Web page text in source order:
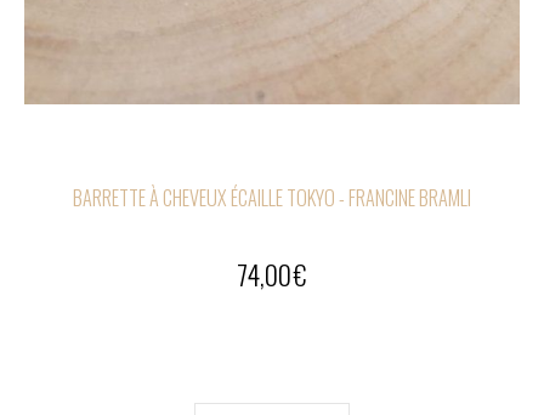
BARRETTE À CHEVEUX ÉCAILLE TOKYO - FRANCINE BRAMLI
74,00€